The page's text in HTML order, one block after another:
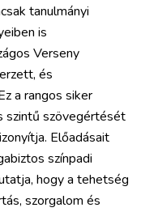
tanulmányi
is
Verseny
és
a rangos siker
szintű szövegértését
Előadásait
színpadi
hogy a tehetség
szorgalom és